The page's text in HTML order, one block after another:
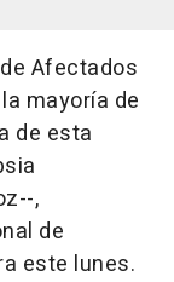
Afectados
mayoría de
de esta
,
de
este lunes.